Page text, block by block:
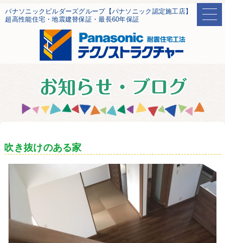
パナソニックビルダーズグループ【パナソニック認定施工店】
超高性能住宅・地震建替保証・最長60年保証
吹き抜けのある家